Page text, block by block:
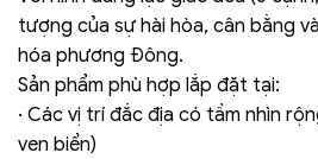
tượng của sự hài hòa, cân bằng
hóa phương Đông.
Sản phẩm phù hợp lắp đặt tại:
· Các vị trí đắc địa có tầm nhìn
ven biển)